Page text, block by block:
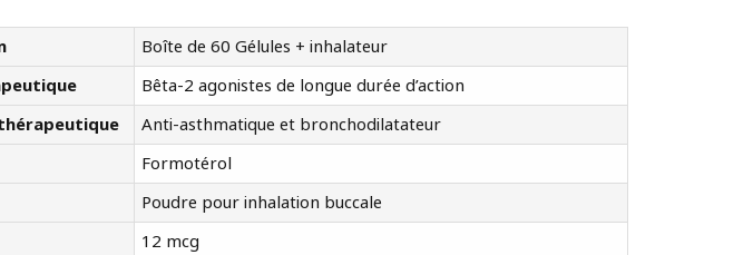
Boîte de 60 Gélules + inhalateur
Bêta-2 agonistes de longue durée d’action
Anti-asthmatique et bronchodilatateur
Formotérol
Poudre pour inhalation buccale
12 mcg